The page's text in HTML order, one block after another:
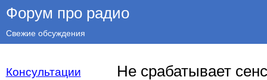
Форум про радио
Свежие обсуждения
Консультации Не срабатывает